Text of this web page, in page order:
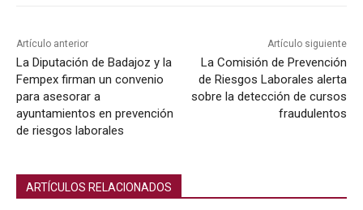
Artículo anterior
La Diputación de Badajoz y la
Fempex firman un convenio
para asesorar a
ayuntamientos en prevención
de riesgos laborales
Artículo siguiente
La Comisión de Prevención
de Riesgos Laborales alerta
sobre la detección de cursos
fraudulentos
ARTÍCULOS RELACIONADOS